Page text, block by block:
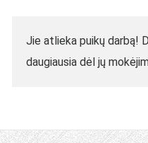
Jie atlieka puikų darbą!
daugiausia dėl jų